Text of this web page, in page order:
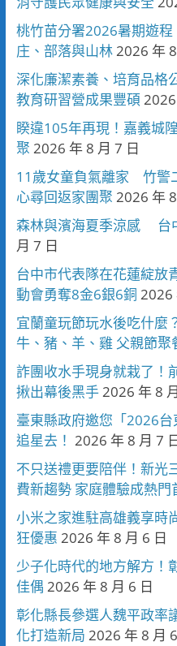
桃竹苗分署2026暑期遊
庄、部落與山林2026 年
深化廉潔素養、培育品
教育研習營成果豐碩
睽違105年再現！嘉義城
聚 2026 年 8 月 7 日
11歲女童負氣離家 竹警
心尋回返家團聚 2026 年
森林與濱海夏季涼感 台
月 7 日
台中市代表隊在花蓮綻放
動會勇奪8金6銀6銅 2026
宜蘭童玩節玩水後吃什麼
牛、豬、羊、雞 父親節聚
詐團收水手現身就栽了
揪出幕後黑手2026 年 8
臺東縣政府邀您「2026
追星去！ 2026 年 8 月 7
不只送禮更要陪伴！新光
費新趨勢 家庭體驗成熱門
小米之家進駐高雄義享
狂優惠 2026 年 8 月 6 日
少子化時代的地方解方！
佳偶 2026 年 8 月 6 日
彰化縣長參選人魏平政
化打造新局 2026 年 8 月